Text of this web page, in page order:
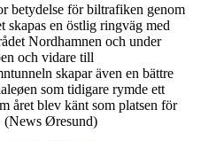
betydelse för biltrafiken genom
skapas en östlig ringväg med
Nordhamnen och under
och vidare till
skapar även en bättre
som tidigare rymde ett
året blev känt som platsen för
(News Øresund)